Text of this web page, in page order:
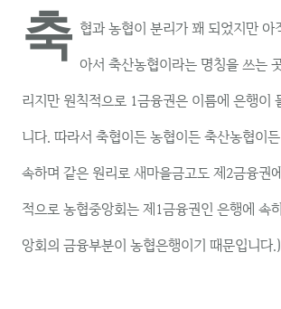
축 협과 농협이 분리가 꽤 되었지만 아
아서 축산농협이라는 명칭을 쓰는
리지만 원칙적으로 1금융권은 이름에 은행이
니다. 따라서 축협이든 농협이든 축산농협이
속하며 같은 원리로 새마을금고도 제2금융권
적으로 농협중앙회는 제1금융권인 은행에 속
앙회의 금융부분이 농협은행이기 때문입니다.)